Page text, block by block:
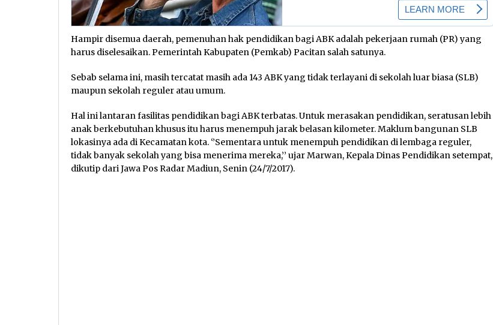
Hampir disemua daerah, pemenuhan hak pendidikan bagi ABK adalah pekerjaan rumah (PR) yang
harus diselesaikan. Pemerintah Kabupaten (Pemkab) Pacitan salah satunya.
Sebab selama ini, masih tercatat masih ada 143 ABK yang tidak terlayani di sekolah luar biasa (SLB)
maupun sekolah reguler atau umum.
Hal ini lantaran fasilitas pendidikan bagi ABK terbatas. Untuk merasakan pendidikan, seratusan lebih
anak berkebutuhan khusus itu harus menempuh jarak belasan kilometer. Maklum bangunan SLB
lokasinya ada di Kecamatan kota. ‘’Sementara untuk menempuh pendidikan di lembaga reguler,
tidak banyak sekolah yang bisa menerima mereka,’’ ujar Marwan, Kepala Dinas Pendidikan setempat,
dikutip dari Jawa Pos Radar Madiun, Senin (24/7/2017).